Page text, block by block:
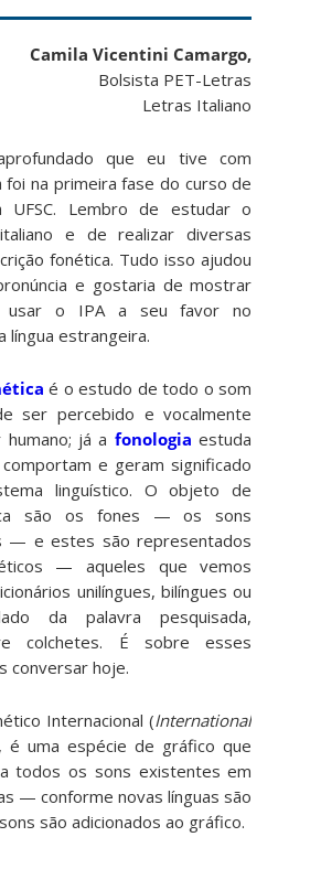
Camila Vicentini Camargo,
Bolsista PET-Letras
Letras Italiano
que eu tive com
na primeira fase do curso de
UFSC. Lembro de estudar o
e de realizar diversas
fonética. Tudo isso ajudou
e gostaria de mostrar
usar o IPA a seu favor no
língua estrangeira.
é o estudo de todo o som
ser percebido e vocalmente
já a fonologia estuda
e geram significado
linguístico. O objeto de
são os fones — os sons
— e estes são representados
— aqueles que vemos
unilíngues, bilíngues ou
da palavra pesquisada,
colchetes. É sobre esses
conversar hoje.
Internacional (International
é uma espécie de gráfico que
todos os sons existentes em
— conforme novas línguas são
são adicionados ao gráfico.